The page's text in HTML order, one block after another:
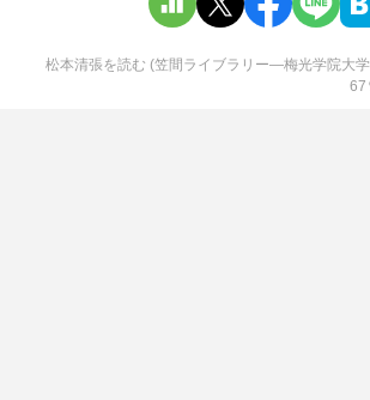
松本清張を読む (笠間ライブラリー―梅光学院大
67